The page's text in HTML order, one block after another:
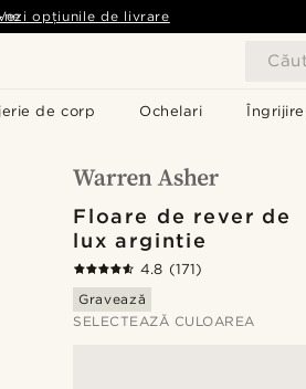
de corp Ochelari
opțiunile de livrare
ne
Floare de rever de
lux argintie
4.8 (171)
Gravează
SELECTEAZĂ CULOAREA